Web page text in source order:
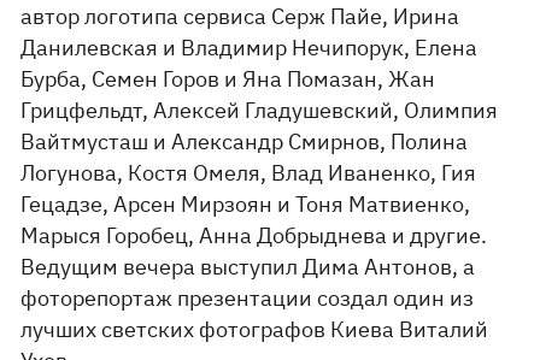
автор логотипа сервиса Серж Пайе, Ирина
Данилевская и Владимир Нечипорук, Елена
Бурба, Семен Горов и Яна Помазан, Жан
Грицфельдт, Алексей Гладушевский, Олимпия
Вайтмусташ и Александр Смирнов, Полина
Логунова, Костя Омеля, Влад Иваненко, Гия
Гецадзе, Арсен Мирзоян и Тоня Матвиенко,
Марыся Горобец, Анна Добрыднева и другие.
Ведущим вечера выступил Дима Антонов, а
фоторепортаж презентации создал один из
лучших светских фотографов Киева Виталий